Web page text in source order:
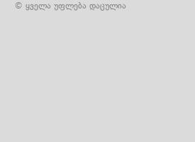
© ყველა უფლება დაცულია